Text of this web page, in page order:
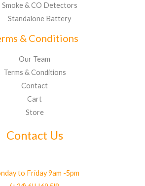
Smoke & CO Detectors
Standalone Battery
& Conditions
Our Team
Terms & Conditions
Contact
Cart
Store
Contact Us
to Friday 9am -5pm